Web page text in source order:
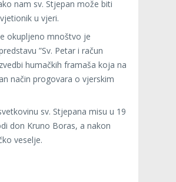
nam sv. Stjepan može biti
u vjeri.
okupljeno mnoštvo je
”Sv. Petar i račun
humačkih framaša koja na
način progovara o vjerskim
sv. Stjepana misu u 19
don Kruno Boras, a nakon
veselje.